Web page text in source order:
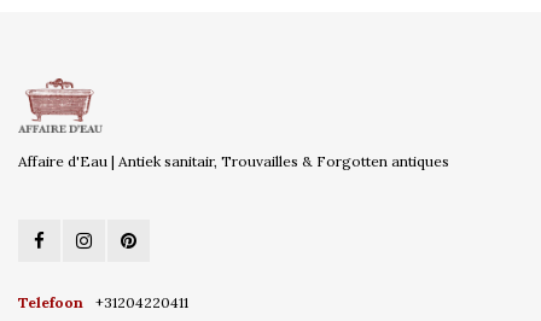
Affaire d'Eau | Antiek sanitair, Trouvailles & Forgotten antiques
Telefoon
+31204220411